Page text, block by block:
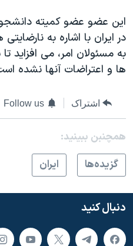
همایش محافظه‌کاران آمریکا
صفحه‌های ویژه
سفر پرزیدنت ترامپ به چین
این عضو عضو کمیته
در ایران با اشاره به
به مسئولان امر، می افزاید
ها و اعتراضات آنها نشده
اشتراک Follow us
همچنبن ببینید:
گزيده‌ها
ايران
دنبال کنید